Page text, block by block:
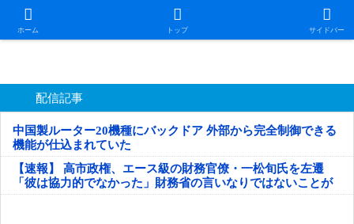
ホーム トップ サイドバー
日本第一！ニュース録
配信記事
中国製ルーター20機種にバックドア 外部から完全制御できる
機能が仕込まれていた
【速報】 高市政権、エース級の財務官僚・一松旬氏を左遷
「彼は協力的でなかった」財務省の言いなりではないことが
判明